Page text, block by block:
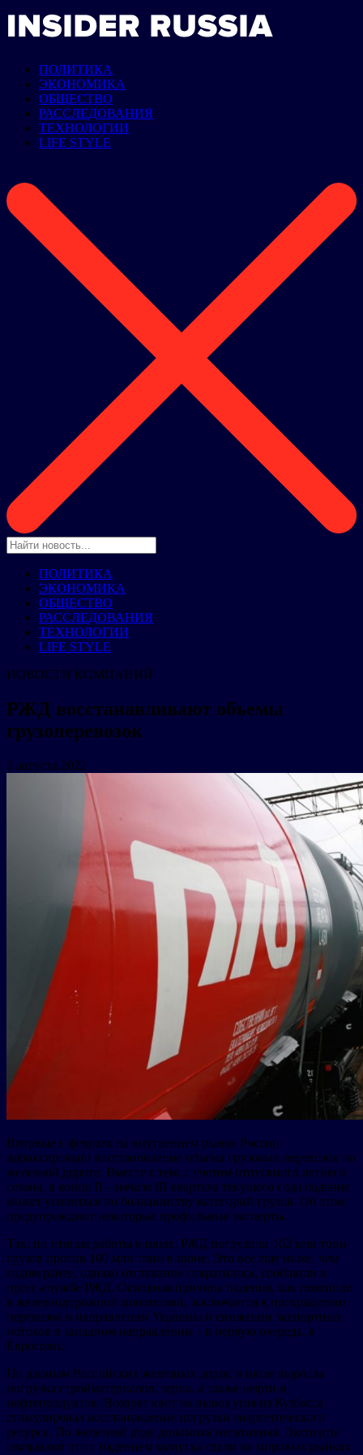
ПОЛИТИКА
ЭКОНОМИКА
ОБЩЕСТВО
РАССЛЕДОВАНИЯ
ТЕХНОЛОГИИ
LIFE STYLE
ПОЛИТИКА
ЭКОНОМИКА
ОБЩЕСТВО
РАССЛЕДОВАНИЯ
ТЕХНОЛОГИИ
LIFE STYLE
НОВОСТИ КОМПАНИЙ
РЖД восстанавливают объемы
грузоперевозок
2 августа 2022
Впервые с февраля на внутреннем рынке России
зафиксировано восстановление объема грузовых перевозок по
железной дороге. Вместе с тем, с учетом отпускного летнего
сезона, в конце II – начале III квартала текущего года падение
может усилиться по большинству категорий грузов. Об этом
предупреждают некоторые профильные эксперты.
Так, по итогам работы в июле, РЖД погрузили 102 млн тонн
грузов против 100 млн тонн в июне. Это все еще ниже, чем
годом ранее, однако отставание сократилось, сообщили в
пресс-службе РЖД. Основная причина падения, как пояснили
в железнодорожной монополии, заключается в прекращении
перевозок в направлении Украины и снижении экспортных
потоков в западном направлении – в первую очередь, в
Евросоюз.
По данным Российских железных дорог, в июле выросла
погрузка стройматериалов, зерна, а также нефти и
нефтепродуктов. Возврат квот на вывоз угля из Кузбасса
стимулировал восстановление погрузки энергетического
ресурса. По железной руде динамика негативная. Эксперты
связывают это с падением выпуска стали на мировых рынках